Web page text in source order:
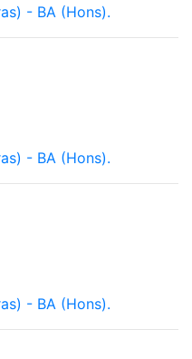
- BA (Hons).
- BA (Hons).
- BA (Hons).